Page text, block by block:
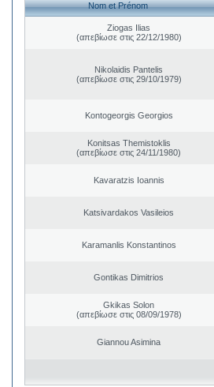
Nom et Prénom
Ziogas Ilias
(απεβίωσε στις 22/12/1980)
Nikolaidis Pantelis
(απεβίωσε στις 29/10/1979)
Kontogeorgis Georgios
Konitsas Themistoklis
(απεβίωσε στις 24/11/1980)
Kavaratzis Ioannis
Katsivardakos Vasileios
Karamanlis Konstantinos
Gontikas Dimitrios
Gkikas Solon
(απεβίωσε στις 08/09/1978)
Giannou Asimina